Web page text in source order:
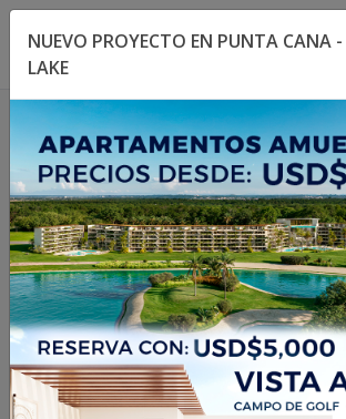
Toggle navigation menu
NUEVO PROYECTO EN PUNTA CANA
LAKE